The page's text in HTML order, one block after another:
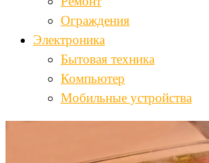
Ограждения
Электроника
Бытовая техника
Компьютер
Мобильные устройства